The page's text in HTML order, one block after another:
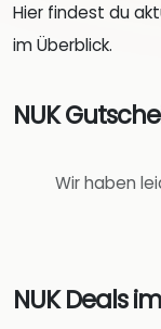
Hier findest du
im Überblick.
NUK
Wir haben
NUK Deals